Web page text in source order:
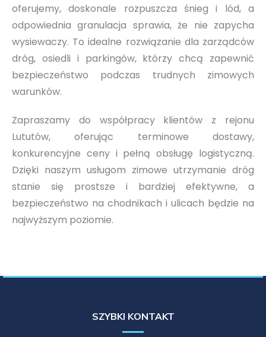
oferujemy, doskonale rozpuszcza śnieg i lód, a
odpowiednia granulacja sprawia, że nie zapycha
wysiewaczy. To idealne rozwiązanie dla zarządców
dróg, osiedli i parkingów, którzy chcą zapewnić
bezpieczeństwo podczas trudnych zimowych
warunków.
Zapraszamy do współpracy klientów z rejonu
Lututów, oferując terminowe dostawy,
konkurencyjne ceny i pełną obsługę logistyczną.
Dzięki naszym usługom zimowe utrzymanie dróg
stanie się prostsze i bardziej efektywne, a
bezpieczeństwo na chodnikach i ulicach będzie na
najwyższym poziomie.
SZYBKI KONTAKT